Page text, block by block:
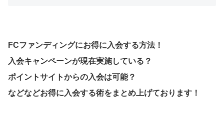
FCファンディングにお得に入会する方法！
入会キャンペーンが現在実施している？
ポイントサイトからの入会は可能？
などなどお得に入会する術をまとめ上げております！